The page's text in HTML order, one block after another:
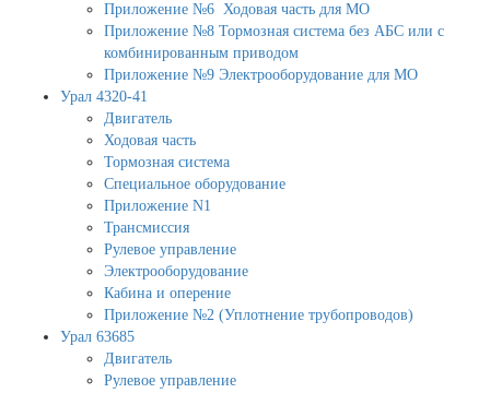
Приложение №6 Ходовая часть для МО
Приложение №8 Тормозная система без АБС или с
комбинированным приводом
Приложение №9 Электрооборудование для МО
Урал 4320-41
Двигатель
Ходовая часть
Тормозная система
Специальное оборудование
Приложение N1
Трансмиссия
Рулевое управление
Электрооборудование
Кабина и оперение
Приложение №2 (Уплотнение трубопроводов)
Урал 63685
Двигатель
Рулевое управление